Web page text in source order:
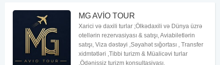
MG AVİO TOUR
Xarici və daxili turlar ;Ölkədaxili və Dünya üzrə
otellərin rezervasiyası & satışı, Aviabiletlərin
satışı, Viza dəstəyi ,Səyahət sığortası , Transfer
xidmtətləri ,Tibbi turizm & Müalicəvi turlar
,Ödənişsiz turizm konsultasiyası.